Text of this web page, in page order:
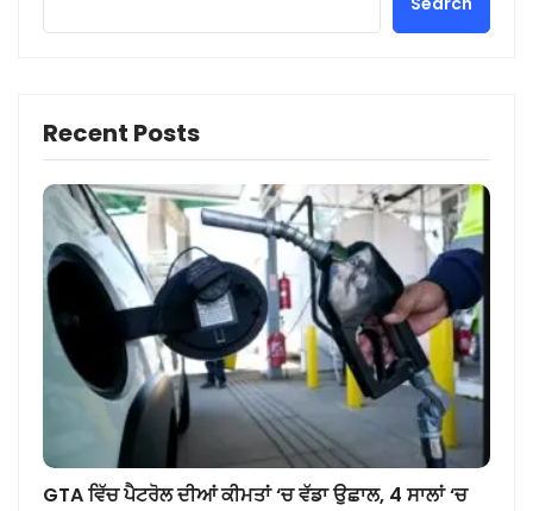
Recent Posts
GTA ਵਿੱਚ ਪੈਟਰੋਲ ਦੀਆਂ ਕੀਮਤਾਂ ‘ਚ ਵੱਡਾ ਉਛਾਲ, 4 ਸਾਲਾਂ ‘ਚ